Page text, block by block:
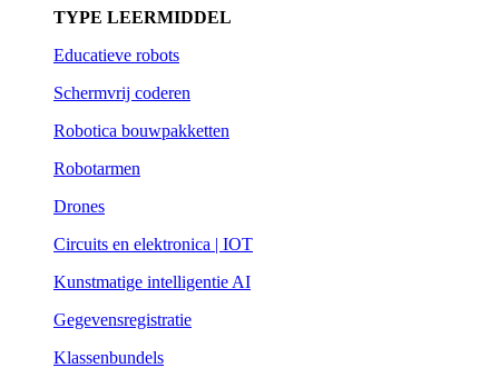
TYPE LEERMIDDEL
Educatieve robots
Schermvrij coderen
Robotica bouwpakketten
Robotarmen
Drones
Circuits en elektronica | IOT
Kunstmatige intelligentie AI
Gegevensregistratie
Klassenbundels